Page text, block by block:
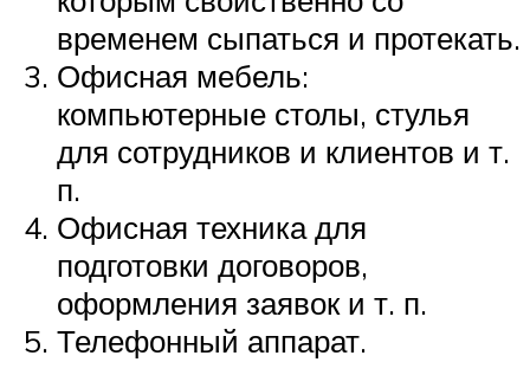
временем сыпаться и протекать.
Офисная мебель:
компьютерные столы, стулья
для сотрудников и клиентов и т.
п.
Офисная техника для
подготовки договоров,
оформления заявок и т. п.
Телефонный аппарат.